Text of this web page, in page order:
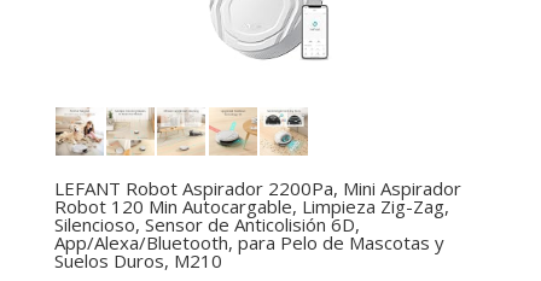
LEFANT Robot Aspirador 2200Pa, Mini Aspirador
Robot 120 Min Autocargable, Limpieza Zig-Zag,
Silencioso, Sensor de Anticolisión 6D,
App/Alexa/Bluetooth, para Pelo de Mascotas y
Suelos Duros, M210